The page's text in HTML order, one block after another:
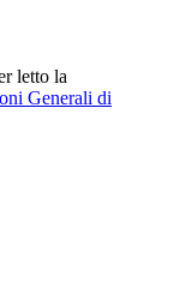
letto la
Generali di